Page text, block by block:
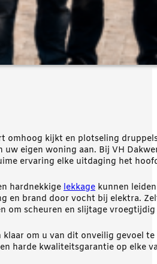
omhoog kijkt en plotseling
uw eigen woning aan. Bij VH
ervaring elke uitdaging het
hardnekkige lekkage kunnen
en brand door vocht bij elektra.
om scheuren en slijtage
klaar om u van dit onveilig gevoel
harde kwaliteitsgarantie op elke